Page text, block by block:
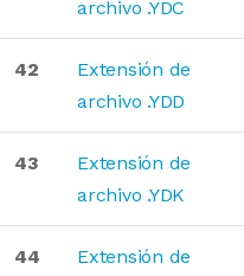
archivo .YDC
42
Extensión de
archivo .YDD
43
Extensión de
archivo .YDK
44
Extensión de